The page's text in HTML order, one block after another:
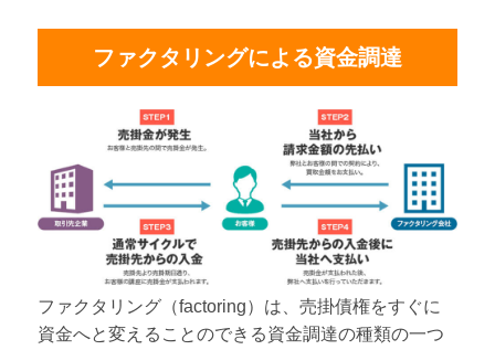
ファクタリングによる資金調達
ファクタリング（factoring）は、売掛債権をすぐに
資金へと変えることのできる資金調達の種類の一つ